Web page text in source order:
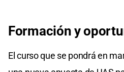
Formación y
El curso que se pondrá en